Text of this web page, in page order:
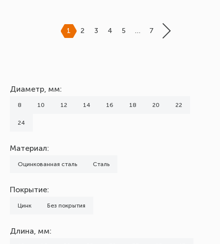
1 2 3 4 5 … 7
Диаметр, мм:
8 10 12 14 16 18 20 22
24
Материал:
Оцинкованная сталь Сталь
Покрытие:
Цинк Без покрытия
Длина, мм: